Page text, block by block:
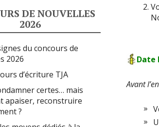
Date
Avant
DE NOUVELLES
2026
du concours de
2026
d’écriture TJA
certes… mais
apaiser, reconstruire
?